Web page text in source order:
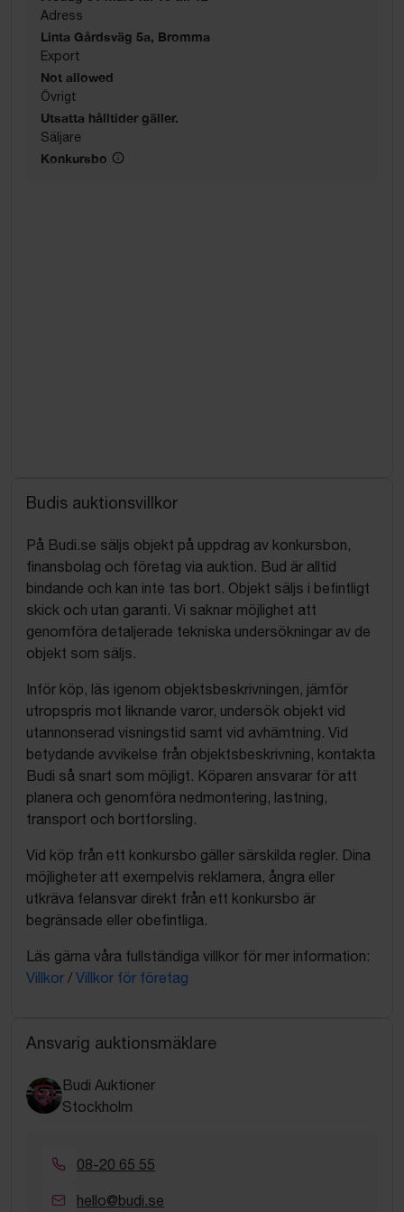
Adress
Linta Gårdsväg 5a, Bromma
Export
Not allowed
Övrigt
Utsatta hålltider gäller.
Säljare
Konkursbo
Budis auktionsvillkor
På Budi.se säljs objekt på uppdrag av konkursbon,
finansbolag och företag via auktion. Bud är alltid
bindande och kan inte tas bort. Objekt säljs i befintligt
skick och utan garanti. Vi saknar möjlighet att
genomföra detaljerade tekniska undersökningar av de
objekt som säljs.
Inför köp, läs igenom objektsbeskrivningen, jämför
utropspris mot liknande varor, undersök objekt vid
utannonserad visningstid samt vid avhämtning. Vid
betydande avvikelse från objektsbeskrivning, kontakta
Budi så snart som möjligt. Köparen ansvarar för att
planera och genomföra nedmontering, lastning,
transport och bortforsling.
Vid köp från ett konkursbo gäller särskilda regler. Dina
möjligheter att exempelvis reklamera, ångra eller
utkräva felansvar direkt från ett konkursbo är
begränsade eller obefintliga.
Läs gärna våra fullständiga villkor för mer information:
Villkor / Villkor för företag
Ansvarig auktionsmäklare
Budi Auktioner
Stockholm
08-20 65 55
hello@budi.se